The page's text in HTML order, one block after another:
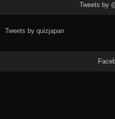
Tweets by
Tweets by quizjapan